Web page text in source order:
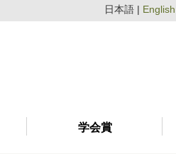
日本語 | English
学会賞